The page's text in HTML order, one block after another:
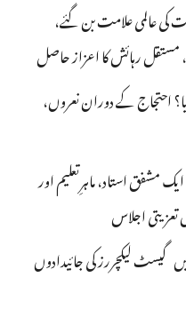
کی عالمی علامت بن گئے،
مستقل رہائش کا اعزاز حاصل
کے دوران نعروں،
مشفق استاد، ماہرِتعلیم اور
تعزیتی اجلاس
گیسٹ لیکچررز کی جائیدادوں